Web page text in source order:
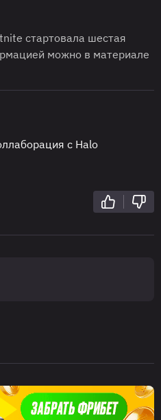
стартовала шестая
можно в материале
с Halo